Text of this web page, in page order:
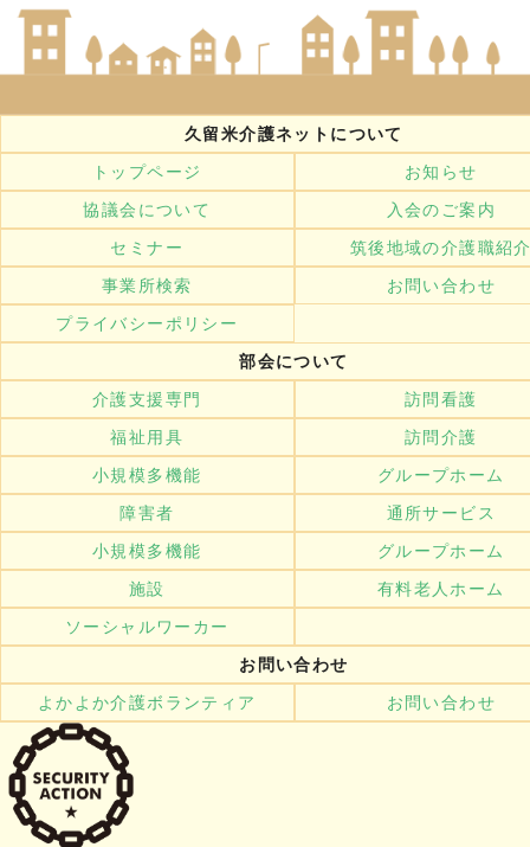
久留米介護ネットについて
トップページ
お知らせ
協議会について
入会のご案内
セミナー
筑後地域の介護職紹
事業所検索
お問い合わせ
プライバシーポリシー
部会について
介護支援専門
訪問看護
福祉用具
訪問介護
小規模多機能
グループホーム
障害者
通所サービス
小規模多機能
グループホーム
施設
有料老人ホーム
ソーシャルワーカー
お問い合わせ
よかよか介護ボランティア
お問い合わせ